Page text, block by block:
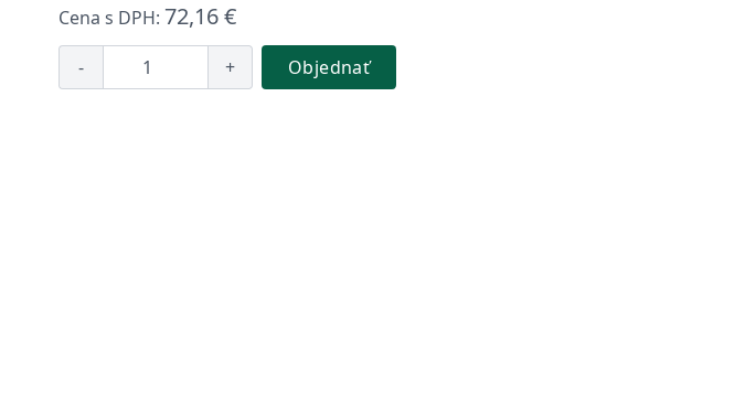
Cena s DPH: 72,16 €
- + Objednať